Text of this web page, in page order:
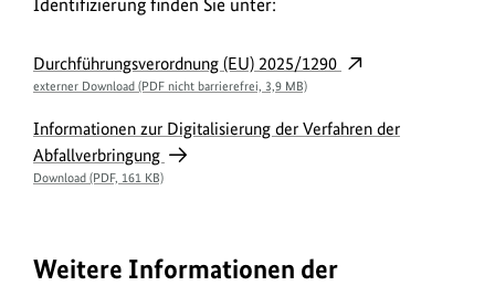
Durchführungsverordnung (EU) 2025/1290
externer Download (PDF nicht barrierefrei, 3,9 MB)
Informationen zur Digitalisierung der Verfahren der
Abfallverbringung
Download (PDF, 161 KB)
Weitere Informationen der